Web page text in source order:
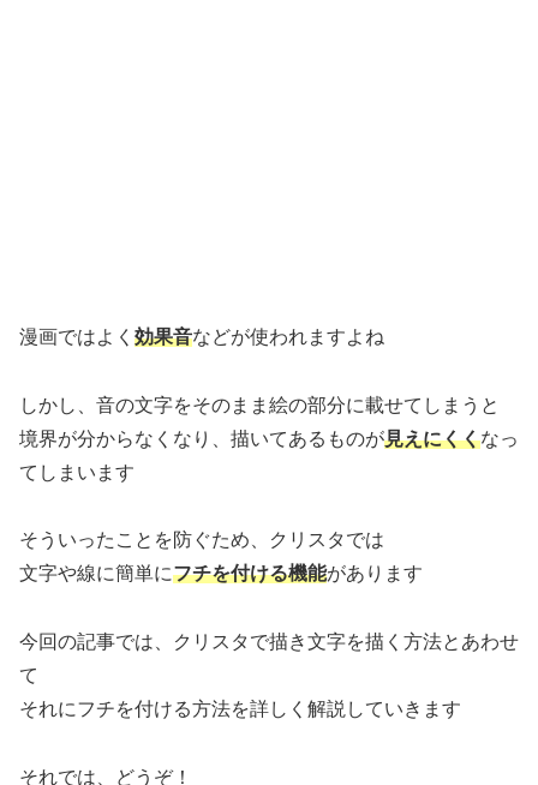
漫画ではよく 効果音などが使われますよね
しかし、音の文字をそのまま絵の部分に載せてしまうと
境界が分からなくなり、描いてあるものが見えにくくなっ
てしまいます
そういったことを防ぐため、クリスタでは
文字や線に簡単にフチを付ける機能があります
今回の記事では、クリスタで描き文字を描く方法とあわせ
て
それにフチを付ける方法を詳しく解説していきます
それでは、どうぞ！